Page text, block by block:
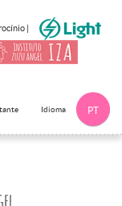
|
Idioma PT